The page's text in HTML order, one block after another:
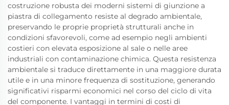
costruzione robusta dei moderni sistemi di giunzione a
piastra di collegamento resiste al degrado ambientale,
preservando le proprie proprietà strutturali anche in
condizioni sfavorevoli, come ad esempio negli ambienti
costieri con elevata esposizione al sale o nelle aree
industriali con contaminazione chimica. Questa resistenza
ambientale si traduce direttamente in una maggiore durata
utile e in una minore frequenza di sostituzione, generando
significativi risparmi economici nel corso del ciclo di vita
del componente. I vantaggi in termini di costi di